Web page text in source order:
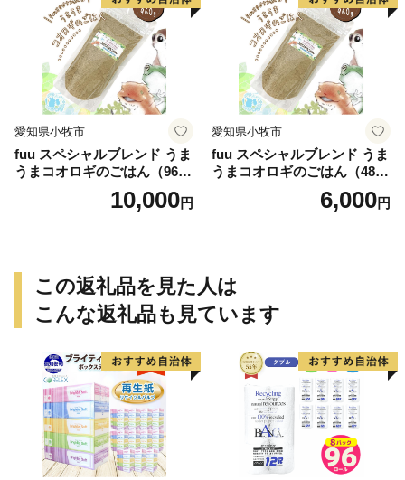
愛知県小牧市
fuu スペシャルブレンド うま
うまコオロギのごはん（960
10,000円
愛知県小牧市
fuu スペシャルブレンド うま
うまコオロギのごはん（480
6,000円
この返礼品を見た人は
こんな返礼品も見ています